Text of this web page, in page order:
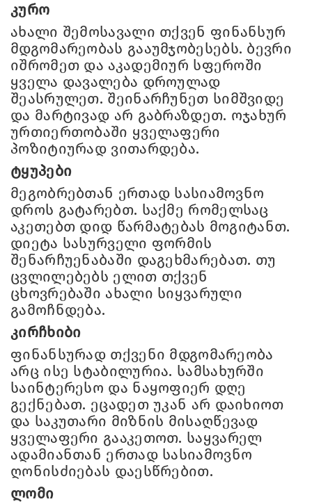
კურო
ახალი შემოსავალი თქვენ ფინანსურ
მდგომარეობას გააუმჯობესებს. ბევრი
იშრომეთ და აკადემიურ სფეროში
ყველა დავალება დროულად
შეასრულეთ. შეინარჩუნეთ სიმშვიდე
და მარტივად არ გაბრაზდეთ. ოჯახურ
ურთიერთობაში ყველაფერი
პოზიტიურად ვითარდება.
ტყუპები
მეგობრებთან ერთად სასიამოვნო
დროს გატარებთ. საქმე რომელსაც
აკეთებთ დიდ წარმატებას მოგიტანთ.
დიეტა სასურველი ფორმის
შენარჩუენაბაში დაგეხმარებათ. თუ
ცვლილებებს ელით თქვენ
ცხოვრებაში ახალი სიყვარული
გამოჩნდება.
კირჩხიბი
ფინანსურად თქვენი მდგომარეობა
არც ისე სტაბილურია. სამსახურში
საინტერესო და ნაყოფიერ დღე
გექნებათ. ეცადეთ უკან არ დაიხიოთ
და საკუთარი მიზნის მისაღწევად
ყველაფერი გააკეთოთ. საყვარელ
ადამიანთან ერთად სასიამოვნო
ღონისძიებას დაესწრებით.
ლომი